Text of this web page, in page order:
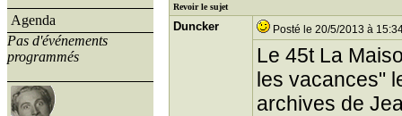
Agenda
Pas d'événements
programmés
Revoir le sujet
Duncker Posté le 20/5/2013 à
Le 45t La
les vacances"
archives de